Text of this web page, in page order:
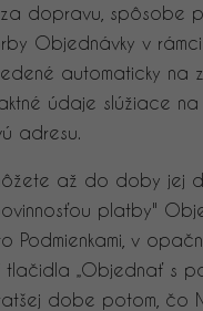
dopravu, spôsobe
Objednávky v
automaticky na
údaje slúžiace
adresu.
až do doby jej
platby"
Podmienkami, v
„Objednať s
dobe potom, čo